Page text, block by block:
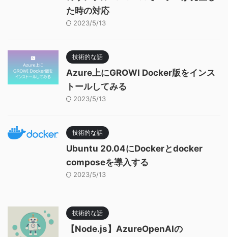
た時の対応
2023/5/13
技術的な話
Azure上にGROWI Docker版をインス
トールしてみる
2023/5/13
技術的な話
Ubuntu 20.04にDockerとdocker
composeを導入する
2023/5/13
技術的な話
【Node.js】AzureOpenAIの